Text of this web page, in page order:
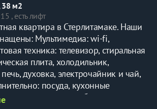
38 м2
, есть лифт
квартира в Стерлитамаке. Наши
Мультимедиа: wi-fi,
техника: телевизор, стиральная
плита, холодильник,
духовка, электрочайник и чай,
посуда, кухонные
свежее постельное бельё и